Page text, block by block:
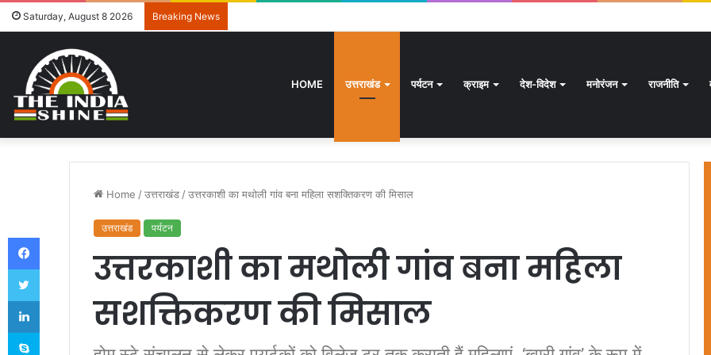
Saturday, August 8 2026 Breaking News
HOME उत्तराखंड पर्यटन क्राइम देश-विदेश मनोरंजन राजनीति
Home /उत्तराखंड /उत्तरकाशी का मथोली गांव बना महिला सशक्तिकरण की मिसाल
उत्तराखंड पर्यटन
उत्तरकाशी का मथोली गांव बना महिला
सशक्तिकरण की मिसाल